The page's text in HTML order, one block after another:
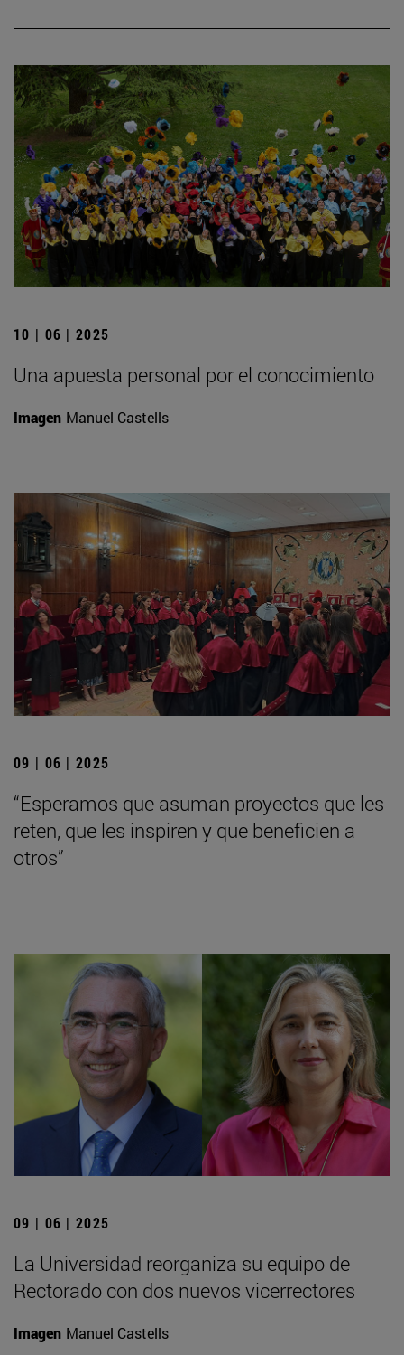
10 | 06 | 2025
Una apuesta personal por el conocimiento
Imagen Manuel Castells
09 | 06 | 2025
“Esperamos que asuman proyectos que les
reten, que les inspiren y que beneficien a
otros”
09 | 06 | 2025
La Universidad reorganiza su equipo de
Rectorado con dos nuevos vicerrectores
Imagen Manuel Castells